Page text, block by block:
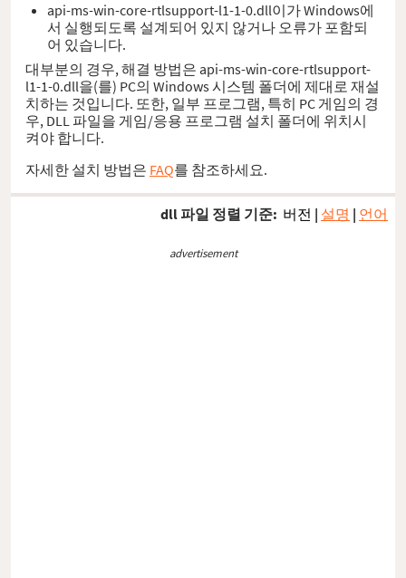
api-ms-win-core-rtlsupport-l1-1-0.dll이가 Windows에
서 실행되도록 설계되어 있지 않거나 오류가 포함되
어 있습니다.
대부분의 경우, 해결 방법은 api-ms-win-core-rtlsupport-
l1-1-0.dll을(를) PC의 Windows 시스템 폴더에 제대로 재설
치하는 것입니다. 또한, 일부 프로그램, 특히 PC 게임의 경
우, DLL 파일을 게임/응용 프로그램 설치 폴더에 위치시
켜야 합니다.
자세한 설치 방법은 FAQ를 참조하세요.
dll 파일 정렬 기준: 버전 | 설명 | 언어
advertisement